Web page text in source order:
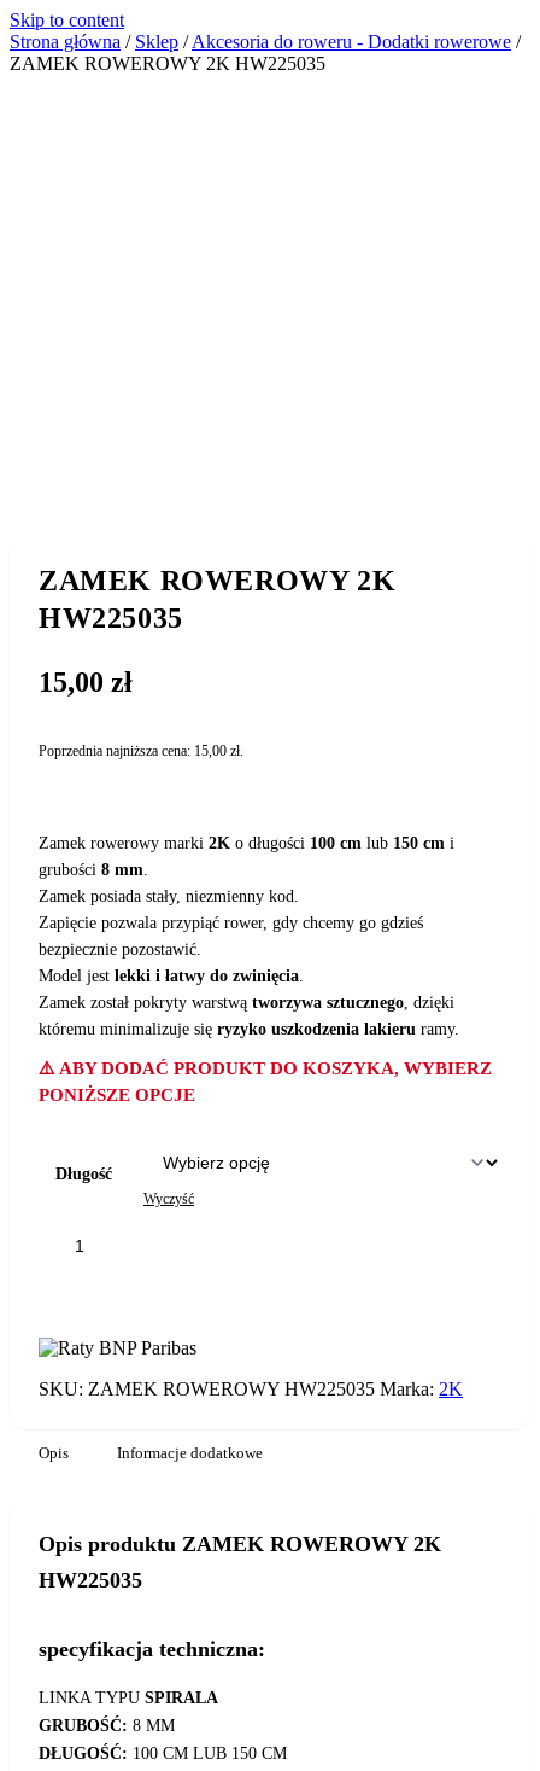
Skip to content
Strona główna / Sklep / Akcesoria do roweru - Dodatki rowerowe /
ZAMEK ROWEROWY 2K HW225035
ZAMEK ROWEROWY 2K
HW225035
15,00 zł
Poprzednia najniższa cena: 15,00 zł.
Zamek rowerowy marki 2K o długości 100 cm lub 150 cm i
grubości 8 mm.
Zamek posiada stały, niezmienny kod.
Zapięcie pozwala przypiąć rower, gdy chcemy go gdzieś
bezpiecznie pozostawić.
Model jest lekki i łatwy do zwinięcia.
Zamek został pokryty warstwą tworzywa sztucznego, dzięki
któremu minimalizuje się ryzyko uszkodzenia lakieru ramy.
⚠️ ABY DODAĆ PRODUKT DO KOSZYKA, WYBIERZ
PONIŻSZE OPCJE
Długość
Wyczyść
HW225035
SKU: ZAMEK ROWEROWY HW225035 Marka: 2K
Opis Informacje dodatkowe
Opis produktu ZAMEK ROWEROWY 2K
HW225035
specyfikacja techniczna:
LINKA TYPU SPIRALA
GRUBOŚĆ: 8 MM
DŁUGOŚĆ: 100 CM LUB 150 CM